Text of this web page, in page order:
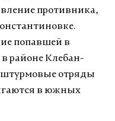
противника,
попавшей в
районе Клебан-
отряды
в южных